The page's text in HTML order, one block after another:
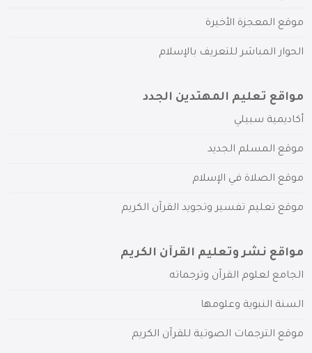
موقع المعجزة الأخيرة
الحوار المباشر للتعريف بالإسلام
مواقع تعليم المهتدين الجدد
أكاديمية سبيلي
موقع المسلم الجديد
موقع الصلاة في الإسلام
موقع تعليم تفسير وتجويد القرآن الكريم
مواقع نشر وتعليم القرآن الكريم
الجامع لعلوم القرآن وترجماته
السنة النبوية وعلومها
موقع الترجمات الصوتية للقرآن الكريم